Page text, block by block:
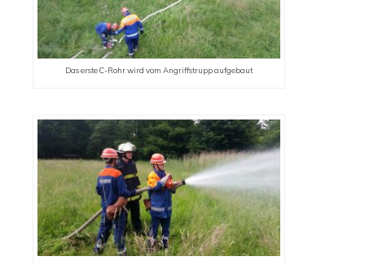
Das erste C-Rohr wird vom Angriffstrupp aufgebaut